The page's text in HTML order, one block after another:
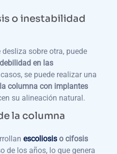
o inestabilidad
sobre otra, puede
en las
se puede realizar una
columna con implantes
su alineación natural.
la columna
escoliosis o cifosis
de los años, lo que genera